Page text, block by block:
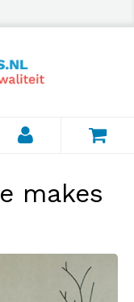
makes